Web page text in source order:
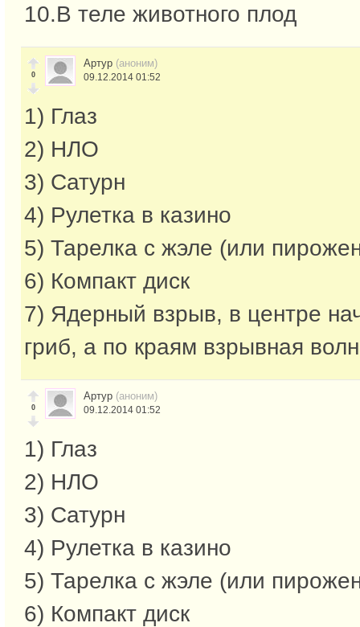
10.В теле животного плод
0
Артур (аноним)
09.12.2014 01:52
1) Глаз
2) НЛО
3) Сатурн
4) Рулетка в казино
5) Тарелка с жэле (или
6) Компакт диск
7) Ядерный взрыв, в центре
гриб, а по краям взрывная
0
Артур (аноним)
09.12.2014 01:52
1) Глаз
2) НЛО
3) Сатурн
4) Рулетка в казино
5) Тарелка с жэле (или
6) Компакт диск